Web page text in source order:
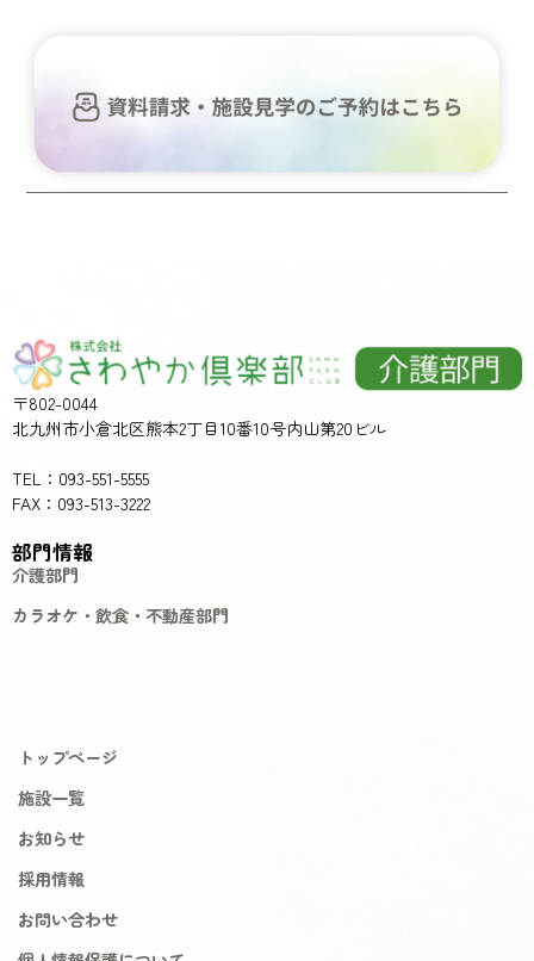
〒802-0044
北九州市小倉北区熊本2丁目10番10号内山第20ビル
TEL：093-551-5555
FAX：093-513-3222
部門情報
介護部門
カラオケ・飲食・不動産部門
トップページ
施設一覧
お知らせ
採用情報
お問い合わせ